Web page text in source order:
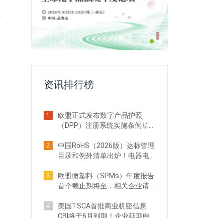
资讯排行榜
1
欧盟正式发布数字产品护照
（DPP）注册系统实施条例草
2
中国RoHS（2026版）达标管理
目录和例外清单出炉！电器电
3
欧盟微塑料（SPMs）年度报告
首个截止期将至，相关企业请
4
美国TSCA首批商业机密信息
CBI将于6月到期！企业延期申